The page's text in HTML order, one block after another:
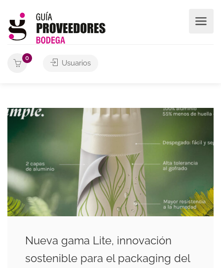
0
Usuarios
Nueva gama Lite, innovación
sostenible para el packaging del